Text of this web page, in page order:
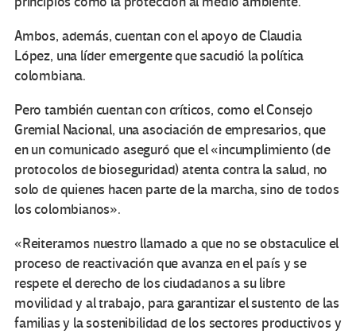
Ambos, además, cuentan con el apoyo de Claudia
López, una líder emergente que sacudió la política
colombiana.
Pero también cuentan con críticos, como el Consejo
Gremial Nacional, una asociación de empresarios, que
en un comunicado aseguró que el «incumplimiento (de
protocolos de bioseguridad) atenta contra la salud, no
solo de quienes hacen parte de la marcha, sino de todos
los colombianos».
«Reiteramos nuestro llamado a que no se obstaculice el
proceso de reactivación que avanza en el país y se
respete el derecho de los ciudadanos a su libre
movilidad y al trabajo, para garantizar el sustento de las
familias y la sostenibilidad de los sectores productivos y